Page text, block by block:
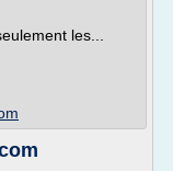
les...